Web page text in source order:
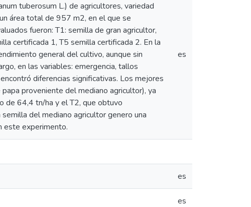
tuberosum L.) de agricultores, variedad
área total de 957 m2, en el que se
fueron: T1: semilla de gran agricultor,
certificada 1, T5 semilla certificada 2. En la
general del cultivo, aunque sin
en las variables: emergencia, tallos
diferencias significativas. Los mejores
proveniente del mediano agricultor), ya
de 64,4 tn/ha y el T2, que obtuvo
del mediano agricultor genero una
este experimento.
es
es
es